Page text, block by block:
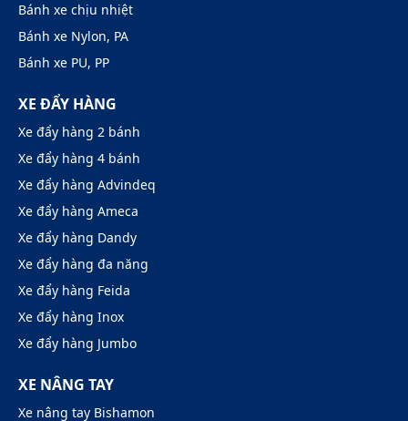
Bánh xe chịu nhiệt
Bánh xe Nylon, PA
Bánh xe PU, PP
XE ĐẨY HÀNG
Xe đẩy hàng 2 bánh
Xe đẩy hàng 4 bánh
Xe đẩy hàng Advindeq
Xe đẩy hàng Ameca
Xe đẩy hàng Dandy
Xe đẩy hàng đa năng
Xe đẩy hàng Feida
Xe đẩy hàng Inox
Xe đẩy hàng Jumbo
XE NÂNG TAY
Xe nâng tay Bishamon